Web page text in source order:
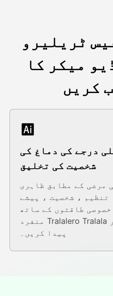
ٹریلیرو
میکر کا
کریں
درجے کی دماغ کی
شخصیت کی تخلیق
مرضی کے مطابق ظاہری
تنظیم ، شخصیت ، پیشے
خصوصی طاقتوں کے ساتھ
منفرد Tralalero Tralala کردار
پیدا کریں۔